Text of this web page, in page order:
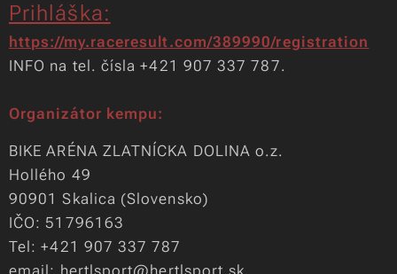
Prihláška:
https://my.raceresult.com/389990/registration
INFO na tel. čísla +421 907 337 787.
Organizátor kempu:
BIKE ARÉNA ZLATNÍCKA DOLINA o.z.
Hollého 49
90901 Skalica (Slovensko)
IČO: 51796163
Tel: +421 907 337 787